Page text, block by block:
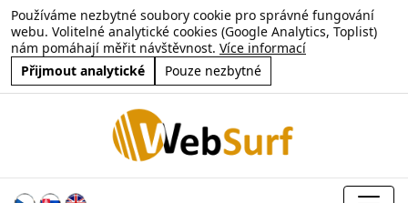
Používáme nezbytné soubory cookie pro správné fungování
webu. Volitelné analytické cookies (Google Analytics, Toplist)
nám pomáhají měřit návštěvnost. Více informací
Přijmout analytické
Pouze nezbytné